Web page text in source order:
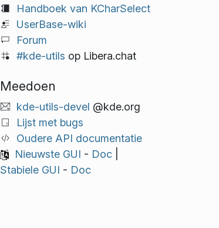
Handboek van KCharSelect
UserBase-wiki
Forum
#kde-utils op Libera.chat
Meedoen
kde-utils-devel @kde.org
Lijst met bugs
Oudere API documentatie
Nieuwste GUI - Doc|
Stabiele GUI - Doc